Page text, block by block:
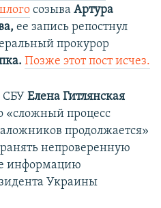
созыва Артура
ее запись репостнул
прокурор
Позже этот пост исчез.
СБУ Елена Гитлянская
«сложный процесс
продолжается»
непроверенную
информацию
Украины